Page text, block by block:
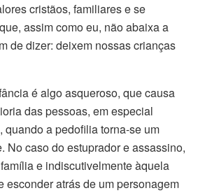
cristãos, familiares e se
assim como eu, não abaixa a
de dizer: deixem nossas crianças
é algo asqueroso, que causa
das pessoas, em especial
quando a pedofilia torna-se um
No caso do estuprador e assassino,
e indiscutivelmente àquela
esconder atrás de um personagem